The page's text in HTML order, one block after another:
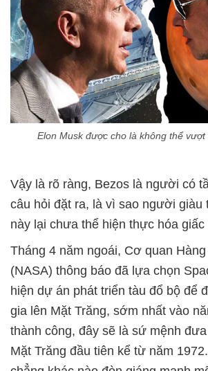
Elon Musk được cho là không thể vượt
Vậy là rõ ràng, Bezos là người có
câu hỏi đặt ra, là vì sao người giàu
này lại chưa thể hiện thực hóa
Tháng 4 năm ngoái, Cơ quan
(NASA) thông báo đã lựa chọn
hiện dự án phát triển tàu đổ bộ để
gia lên Mặt Trăng, sớm nhất vào
thành công, đây sẽ là sứ mệnh
Mặt Trăng đầu tiên kể từ năm